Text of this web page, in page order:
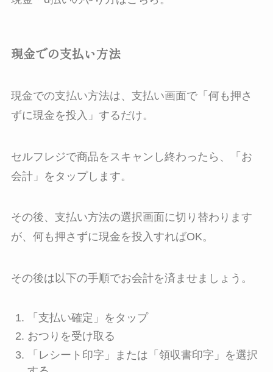
現金での支払い方法
現金での支払い方法は、支払い画面で「何も押さ
ずに現金を投入」するだけ。
セルフレジで商品をスキャンし終わったら、「お
会計」をタップします。
その後、支払い方法の選択画面に切り替わります
が、何も押さずに現金を投入すればOK。
その後は以下の手順でお会計を済ませましょう。
「支払い確定」をタップ
おつりを受け取る
「レシート印字」または「領収書印字」を選択